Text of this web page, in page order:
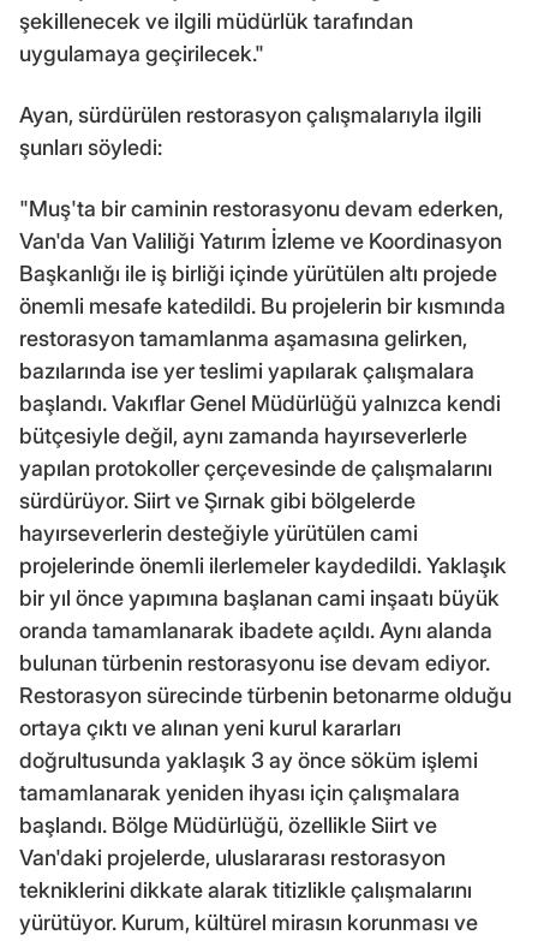
şekillenecek ve ilgili müdürlük tarafından
uygulamaya geçirilecek."
Ayan, sürdürülen restorasyon çalışmalarıyla ilgili
şunları söyledi:
"Muş'ta bir caminin restorasyonu devam ederken,
Van'da Van Valiliği Yatırım İzleme ve Koordinasyon
Başkanlığı ile iş birliği içinde yürütülen altı projede
önemli mesafe katedildi. Bu projelerin bir kısmında
restorasyon tamamlanma aşamasına gelirken,
bazılarında ise yer teslimi yapılarak çalışmalara
başlandı. Vakıflar Genel Müdürlüğü yalnızca kendi
bütçesiyle değil, aynı zamanda hayırseverlerle
yapılan protokoller çerçevesinde de çalışmalarını
sürdürüyor. Siirt ve Şırnak gibi bölgelerde
hayırseverlerin desteğiyle yürütülen cami
projelerinde önemli ilerlemeler kaydedildi. Yaklaşık
bir yıl önce yapımına başlanan cami inşaatı büyük
oranda tamamlanarak ibadete açıldı. Aynı alanda
bulunan türbenin restorasyonu ise devam ediyor.
Restorasyon sürecinde türbenin betonarme olduğu
ortaya çıktı ve alınan yeni kurul kararları
doğrultusunda yaklaşık 3 ay önce söküm işlemi
tamamlanarak yeniden ihyası için çalışmalara
başlandı. Bölge Müdürlüğü, özellikle Siirt ve
Van'daki projelerde, uluslararası restorasyon
tekniklerini dikkate alarak titizlikle çalışmalarını
yürütüyor. Kurum, kültürel mirasın korunması ve